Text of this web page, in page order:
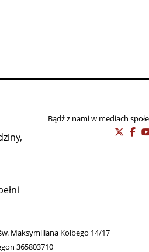
Bądź z nami w mediach
Maksymiliana Kolbego 14/17
365803710